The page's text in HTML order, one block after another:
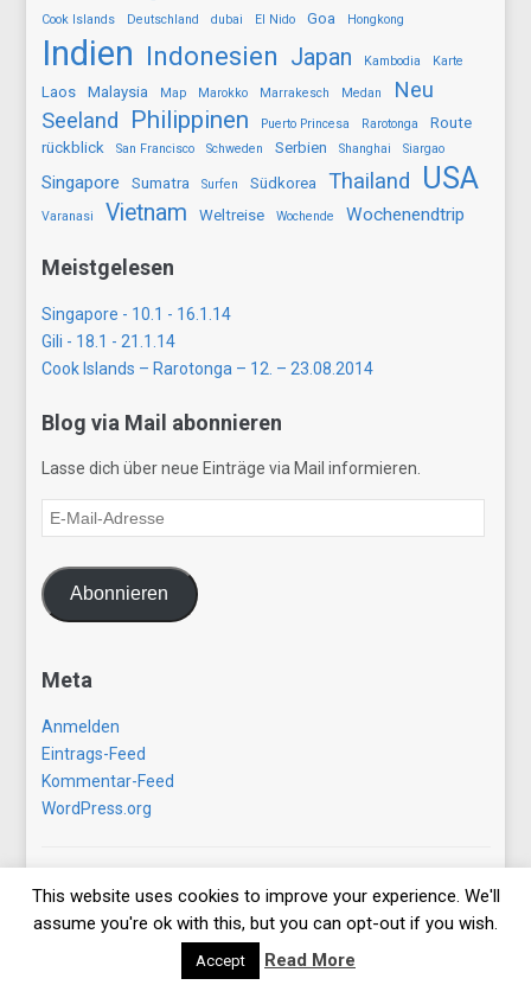
Cook Islands Deutschland dubai El Nido Goa Hongkong
Indien Indonesien Japan Kambodia Karte
Laos Malaysia Map Marokko Marrakesch Medan
Neu
Seeland
Philippinen Puerto Princesa Rarotonga
Route
rückblick
San Francisco Schweden Serbien Shanghai Siargao
Singapore Sumatra Surfen Südkorea Thailand USA
Varanasi Vietnam Weltreise Wochende Wochenendtrip
Meistgelesen
Singapore - 10.1 - 16.1.14
Gili - 18.1 - 21.1.14
Cook Islands – Rarotonga – 12. – 23.08.2014
Blog via Mail abonnieren
Lasse dich über neue Einträge via Mail informieren.
E-
Mail-
Abonnieren
Meta
Anmelden
Eintrags-Feed
Kommentar-Feed
WordPress.org
Reserved.
Designed by
This website uses cookies to improve your experience. We'll
assume you're ok with this, but you can opt-out if you wish.
Accept Read More